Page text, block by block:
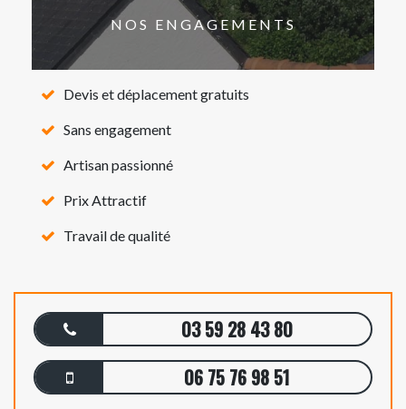
NOS ENGAGEMENTS
Devis et déplacement gratuits
Sans engagement
Artisan passionné
Prix Attractif
Travail de qualité
03 59 28 43 80
06 75 76 98 51